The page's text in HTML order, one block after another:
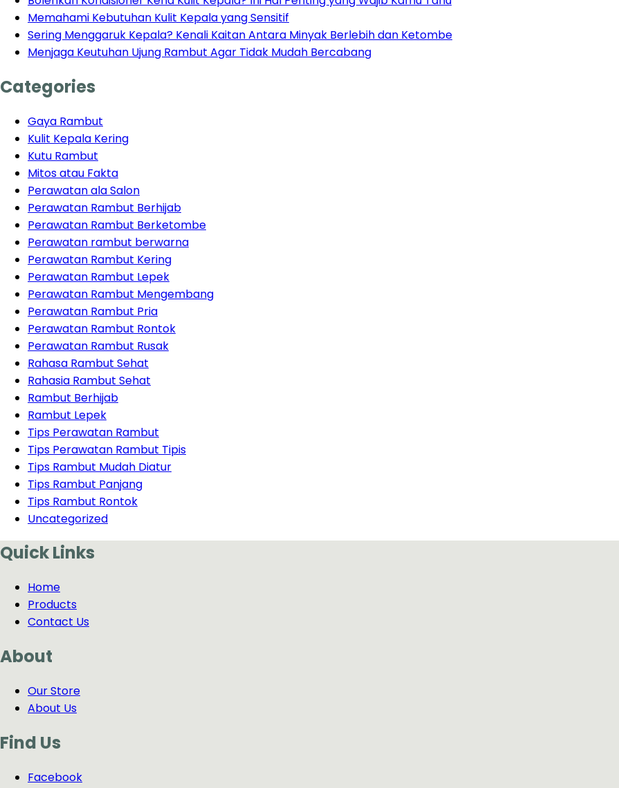
Memahami Kebutuhan Kulit Kepala yang Sensitif
Sering Menggaruk Kepala? Kenali Kaitan Antara Minyak Berlebih dan Ketombe
Menjaga Keutuhan Ujung Rambut Agar Tidak Mudah Bercabang
Categories
Gaya Rambut
Kulit Kepala Kering
Kutu Rambut
Mitos atau Fakta
Perawatan ala Salon
Perawatan Rambut Berhijab
Perawatan Rambut Berketombe
Perawatan rambut berwarna
Perawatan Rambut Kering
Perawatan Rambut Lepek
Perawatan Rambut Mengembang
Perawatan Rambut Pria
Perawatan Rambut Rontok
Perawatan Rambut Rusak
Rahasa Rambut Sehat
Rahasia Rambut Sehat
Rambut Berhijab
Rambut Lepek
Tips Perawatan Rambut
Tips Perawatan Rambut Tipis
Tips Rambut Mudah Diatur
Tips Rambut Panjang
Tips Rambut Rontok
Uncategorized
Quick Links
Home
Products
Contact Us
About
Our Store
About Us
Find Us
Facebook